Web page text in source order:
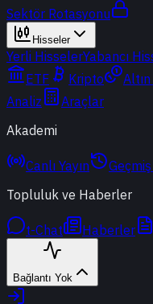
Sektör Rotasyonu
Hisseler
Yerli HisselerYabancı
ETF
Kripto
Analiz
Araçlar
Akademi
Canlı Yayın
Topluluk ve Haberler
t-Chat Haberler
Bağlantı Yok